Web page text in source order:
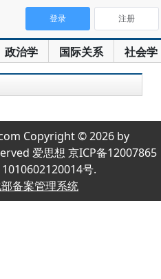
政治学 国际关系 社会学
登录 注册
Copyright © 2026 by
爱思想 京ICP备12007865
号.
备案管理系统